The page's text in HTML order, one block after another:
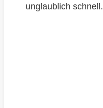
unglaublich schnell.